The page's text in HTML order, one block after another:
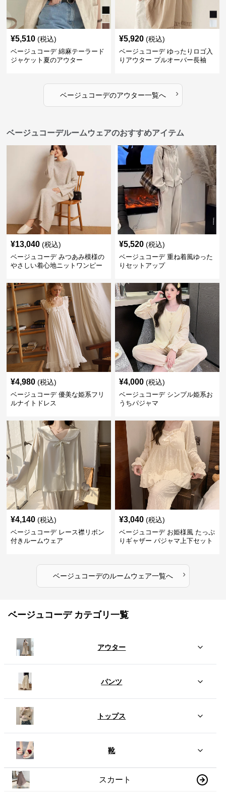
¥5,510 (税込)
ベージュコーデ 綿麻テーラード
ジャケット夏のアウター
¥5,920 (税込)
ベージュコーデ ゆったりロゴ入
りアウター プルオーバー長袖
ベージュコーデのアウター一覧へ ›
ベージュコーデルームウェアのおすすめアイテム
¥13,040 (税込)
ベージュコーデ みつあみ模様の
やさしい着心地ニットワンピー
¥5,520 (税込)
ベージュコーデ 重ね着風ゆった
りセットアップ
¥4,980 (税込)
ベージュコーデ 優美な姫系フリ
ルナイトドレス
¥4,000 (税込)
ベージュコーデ シンプル姫系お
うちパジャマ
¥4,140 (税込)
ベージュコーデ レース襟リボン
付きルームウェア
¥3,040 (税込)
ベージュコーデ お姫様風 たっぷ
りギャザー パジャマ上下セット
ベージュコーデのルームウェア一覧へ ›
ベージュコーデ カテゴリ一覧
アウター
パンツ
トップス
靴
スカート